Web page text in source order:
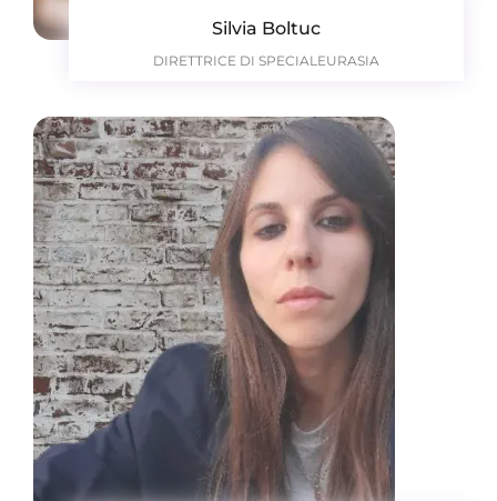
Silvia Boltuc
DIRETTRICE DI SPECIALEURASIA